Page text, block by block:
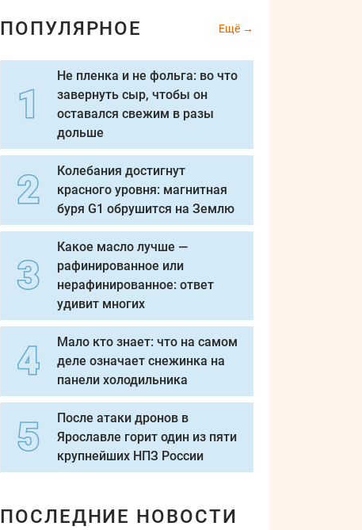
ПОПУЛЯРНОЕ Ещё
Не пленка и не фольга: во что
завернуть сыр, чтобы он
оставался свежим в разы
дольше
Колебания достигнут
красного уровня: магнитная
буря G1 обрушится на Землю
Какое масло лучше —
рафинированное или
нерафинированное: ответ
удивит многих
Мало кто знает: что на самом
деле означает снежинка на
панели холодильника
После атаки дронов в
Ярославле горит один из пяти
крупнейших НПЗ России
ПОСЛЕДНИЕ НОВОСТИ